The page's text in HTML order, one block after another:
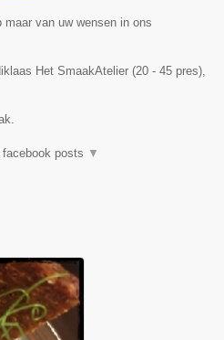
van uw wensen in ons
Het SmaakAtelier (20 - 45 pres),
facebook posts ▼